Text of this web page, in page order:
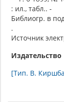
: ил., табл.. -
Библиогр. в
.
Источник
Издательство
[Тип. В.